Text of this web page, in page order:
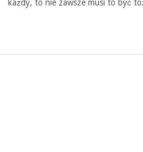
każdy, to nie zawsze musi to być